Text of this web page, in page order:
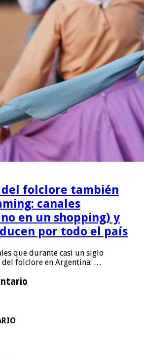
del folclore también
canales
en un shopping) y
por todo el país
que durante casi un siglo
folclore en Argentina: …